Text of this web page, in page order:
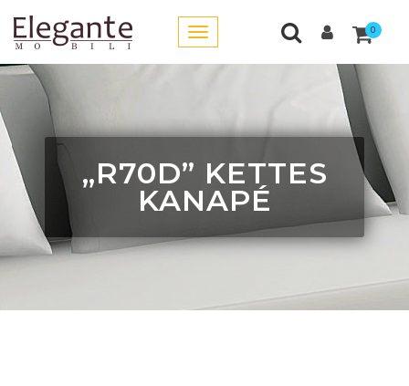
0
„R70D” KETTES
KANAPÉ